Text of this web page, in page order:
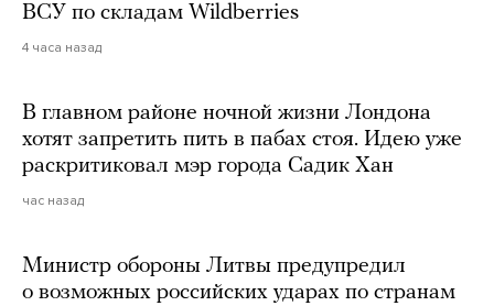
ВСУ по складам Wildberries
4 часа назад
В главном районе ночной жизни Лондона
хотят запретить пить в пабах стоя. Идею уже
раскритиковал мэр города Садик Хан
час назад
Министр обороны Литвы предупредил
о возможных российских ударах по странам